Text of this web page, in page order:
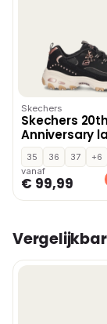
Skechers
Skechers 20th
Anniversary
sneakers –
35 36 37
+6
vanaf
€ 99,99